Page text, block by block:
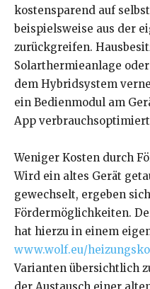
kostensparend auf
beispielsweise aus der
zurückgreifen.
Solarthermieanlage
dem Hybridsystem
ein Bedienmodul am
App
Weniger Kosten durch
Wird ein altes Gerät
gewechselt, ergeben
Fördermöglichkeiten.
hat hierzu in einem
www.wolf.eu/
Varianten übersichtlich